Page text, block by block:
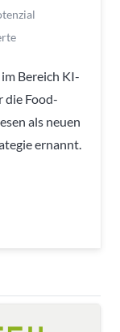
Bereich KI-
die Food-
als neuen
ernannt.